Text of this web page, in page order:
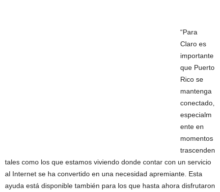
“Para
Claro es
importante
que Puerto
Rico se
mantenga
conectado,
especialm
ente en
momentos
trascenden
tales como los que estamos viviendo donde contar con un servicio
al Internet se ha convertido en una necesidad apremiante. Esta
ayuda está disponible también para los que hasta ahora disfrutaron